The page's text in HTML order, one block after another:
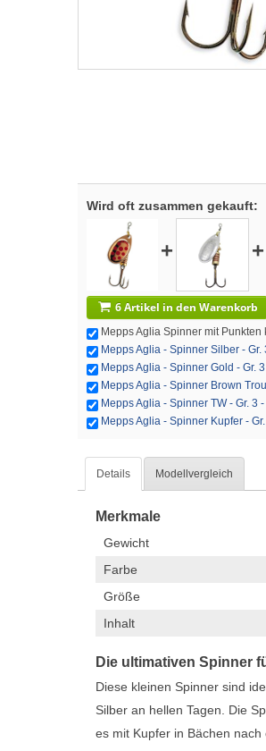
Wird oft zusammen gekauft:
+ +
6 Artikel in den Warenkorb
Mepps Aglia Spinner mit
Mepps Aglia - Spinner Silber - Gr.
Mepps Aglia - Spinner Gold - Gr.
Mepps Aglia - Spinner Brown
Mepps Aglia - Spinner TW - Gr. 3
Mepps Aglia - Spinner Kupfer -
Details Modellvergleich
Merkmale
Gewicht
Farbe
Größe
Inhalt
Die ultimativen Spinner
Diese kleinen Spinner sind
Silber an hellen Tagen. Die
es mit Kupfer in Bächen